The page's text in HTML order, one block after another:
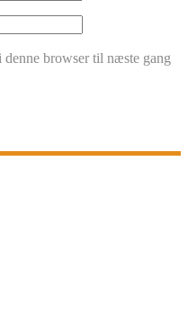
browser til næste gang